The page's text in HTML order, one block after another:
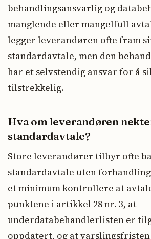
behandlingsansvarlig og
manglende eller mangelfull
legger leverandøren ofte fram
standardavtale, men den
har et selvstendig ansvar for å
tilstrekkelig.
Hva om leverandøren
standardavtale?
Store leverandører tilbyr ofte
standardavtale uten
et minimum kontrollere at
punktene i artikkel 28 nr. 3, at
underdatabehandlerlisten er
oppdatert, og at